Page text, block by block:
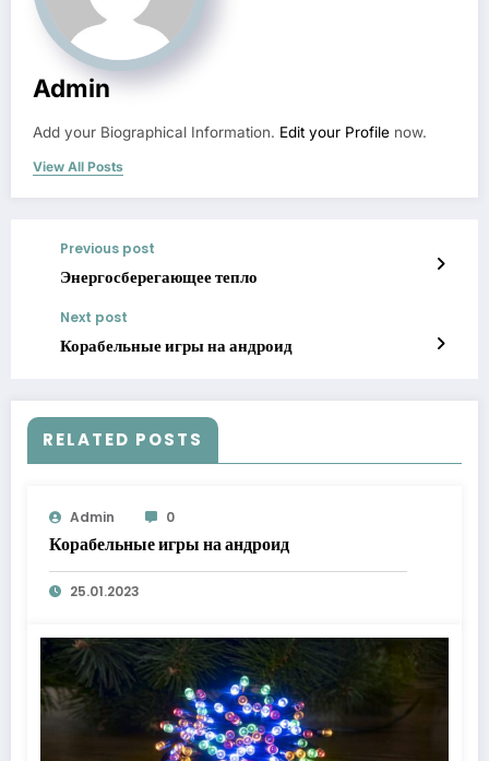
Admin
Add your Biographical Information. Edit your Profile now.
View All Posts
Previous post
Энергосберегающее тепло
Next post
Корабельные игры на андроид
RELATED POSTS
Admin 0
Корабельные игры на андроид
25.01.2023